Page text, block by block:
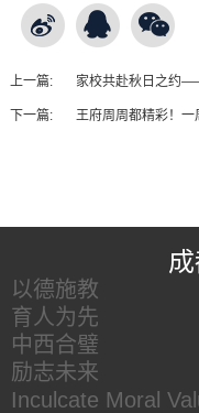
上一篇: 家校共赴秋日之约
下一篇: 王府周周都精彩！一
以德施教
育人为先
中西合璧
励志未来
Inculcate Moral